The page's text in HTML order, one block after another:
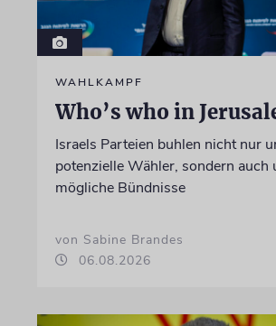
WAHLKAMPF
Who’s who in
Israels Parteien buhlen nicht nur
potenzielle Wähler, sondern auch
mögliche Bündnisse
von Sabine Brandes
06.08.2026